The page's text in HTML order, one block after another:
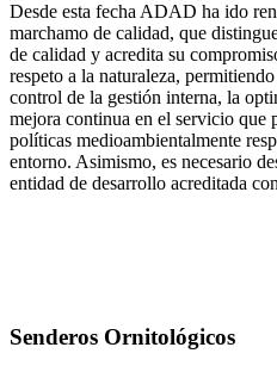
Desde esta fecha ADAD ha ido
marchamo de calidad, que
de calidad y acredita su
respeto a la naturaleza,
control de la gestión interna, la
mejora continua en el servicio que
políticas medioambientalmente
entorno. Asimismo, es necesario
entidad de desarrollo acreditada
Senderos Ornitológicos